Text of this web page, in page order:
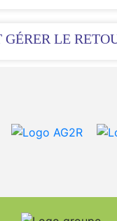
LE